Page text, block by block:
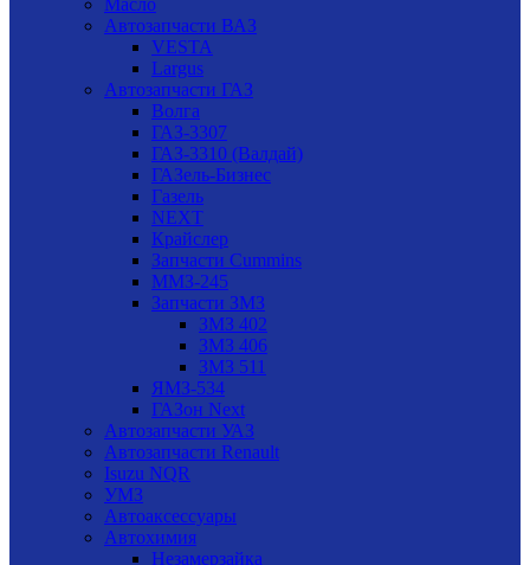
Масло
Автозапчасти ВАЗ
VESTA
Largus
Автозапчасти ГАЗ
Волга
ГАЗ-3307
ГАЗ-3310 (Валдай)
ГАЗель-Бизнес
Газель
NEXT
Крайслер
Запчасти Cummins
ММЗ-245
Запчасти ЗМЗ
ЗМЗ 402
ЗМЗ 406
ЗМЗ 511
ЯМЗ-534
ГАЗон Next
Автозапчасти УАЗ
Автозапчасти Renault
Isuzu NQR
УМЗ
Автоаксессуары
Автохимия
Незамерзайка